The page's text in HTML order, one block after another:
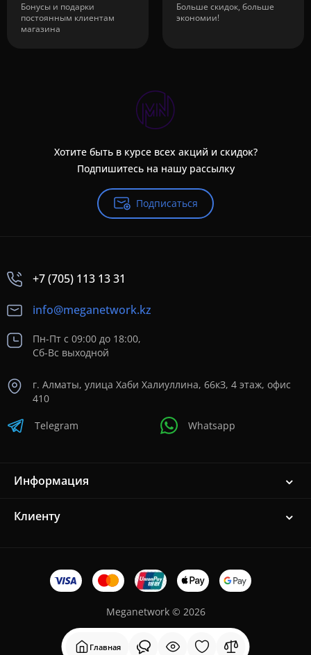
Главная
Бонусы и подарки
постоянным клиентам
магазина
Больше скидок, больше
экономии!
Хотите быть в курсе всех акций и скидок?
Подпишитесь на нашу рассылку
Подписаться
+7 (705) 113 13 31
info@meganetwork.kz
Пн-Пт с 09:00 до 18:00,
Сб-Вс выходной
г. Алматы, улица Хаби Халиуллина, 66кЗ, 4 этаж, офис
410
Telegram Whatsapp
Информация
Клиенту
Meganetwork © 2026